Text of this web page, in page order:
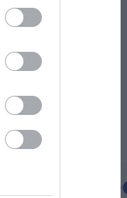
05/08/2026